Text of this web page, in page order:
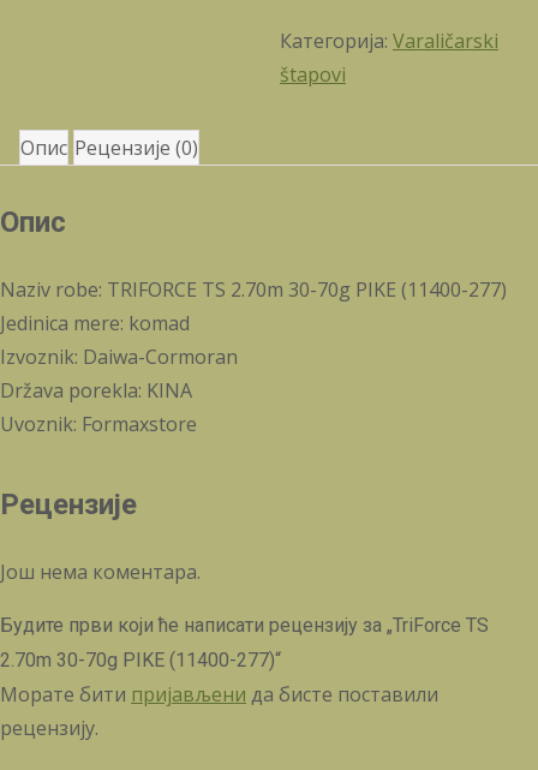
PIKE
(11400-
Категорија: Varaličarski
štapovi
Опис Рецензије (0)
Опис
Naziv robe: TRIFORCE TS 2.70m 30-70g PIKE (11400-277)
Jedinica mere: komad
Izvoznik: Daiwa-Cormoran
Država porekla: KINA
Uvoznik: Formaxstore
Рецензије
Још нема коментара.
Будите први који ће написати рецензију за „TriForce TS
2.70m 30-70g PIKE (11400-277)“
Морате бити пријављени да бисте поставили
рецензију.